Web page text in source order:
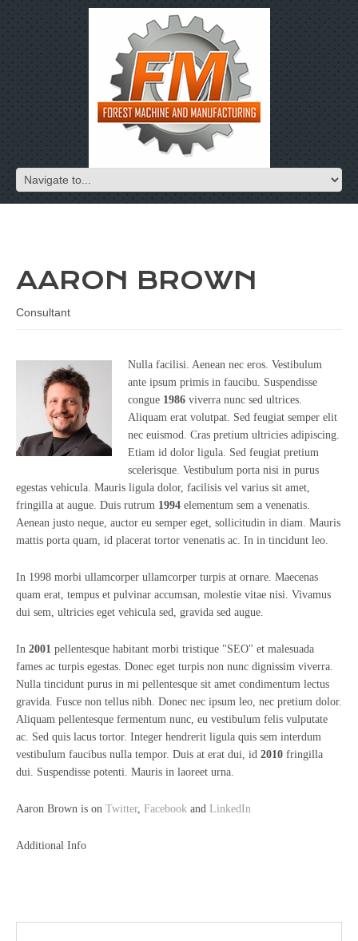
AARON BROWN
Consultant
Nulla facilisi. Aenean nec eros. Vestibulum
ante ipsum primis in faucibu. Suspendisse
congue 1986 viverra nunc sed ultrices.
Aliquam erat volutpat. Sed feugiat semper elit
nec euismod. Cras pretium ultricies adipiscing.
Etiam id dolor ligula. Sed feugiat pretium
scelerisque. Vestibulum porta nisi in purus
egestas vehicula. Mauris ligula dolor, facilisis vel varius sit amet,
fringilla at augue. Duis rutrum 1994 elementum sem a venenatis.
Aenean justo neque, auctor eu semper eget, sollicitudin in diam. Mauris
mattis porta quam, id placerat tortor venenatis ac. In in tincidunt leo.
In 1998 morbi ullamcorper ullamcorper turpis at ornare. Maecenas
quam erat, tempus et pulvinar accumsan, molestie vitae nisi. Vivamus
dui sem, ultricies eget vehicula sed, gravida sed augue.
In 2001 pellentesque habitant morbi tristique "SEO" et malesuada
fames ac turpis egestas. Donec eget turpis non nunc dignissim viverra.
Nulla tincidunt purus in mi pellentesque sit amet condimentum lectus
gravida. Fusce non tellus nibh. Donec nec ipsum leo, nec pretium dolor.
Aliquam pellentesque fermentum nunc, eu vestibulum felis vulputate
ac. Sed quis lacus tortor. Integer hendrerit ligula quis sem interdum
vestibulum faucibus nulla tempor. Duis at erat dui, id 2010 fringilla
dui. Suspendisse potenti. Mauris in laoreet urna.
Aaron Brown is on Twitter, Facebook and LinkedIn
Additional Info